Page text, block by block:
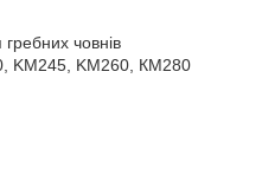
гребних човнів
KM245, KM260, КМ280